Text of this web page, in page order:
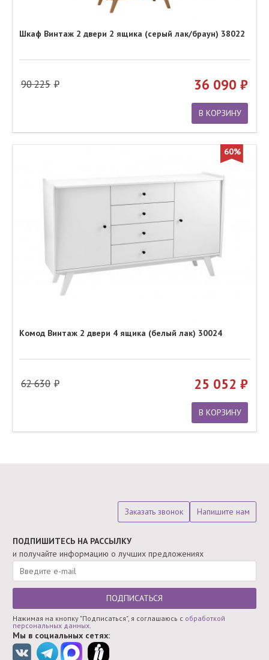
Шкаф Винтаж 2 двери 2 ящика (серый лак/браун) 38022
90 225 36 090
В КОРЗИНУ
60%
Комод Винтаж 2 двери 4 ящика (белый лак) 30024
62 630 25 052
В КОРЗИНУ
Заказать звонок Напишите нам
ПОДПИШИТЕСЬ НА РАССЫЛКУ
и получайте информацию о лучших предложениях
ПОДПИСАТЬСЯ
Нажимая на кнопку "Подписаться", я соглашаюсь с обработкой
персональных данных.
Мы в социальных сетях: